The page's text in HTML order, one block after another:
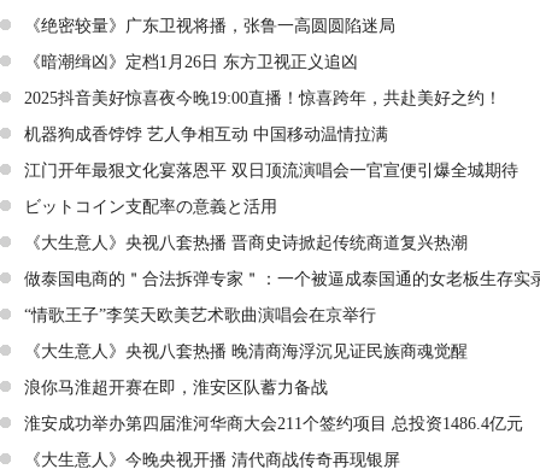
《绝密较量》广东卫视将播，张鲁一高圆圆陷迷局
《暗潮缉凶》定档1月26日 东方卫视正义追凶
2025抖音美好惊喜夜今晚19:00直播！惊喜跨年，共赴美好之约！
机器狗成香饽饽 艺人争相互动 中国移动温情拉满
江门开年最狠文化宴落恩平 双日顶流演唱会一官宣便引爆全城期待
ビットコイン支配率の意義と活用
《大生意人》央视八套热播 晋商史诗掀起传统商道复兴热潮
做泰国电商的＂合法拆弹专家＂：一个被逼成泰国通的女老板生存实
“情歌王子”李笑天欧美艺术歌曲演唱会在京举行
《大生意人》央视八套热播 晚清商海浮沉见证民族商魂觉醒
浪你马淮超开赛在即，淮安区队蓄力备战
淮安成功举办第四届淮河华商大会211个签约项目 总投资1486.4亿元
《大生意人》今晚央视开播 清代商战传奇再现银屏